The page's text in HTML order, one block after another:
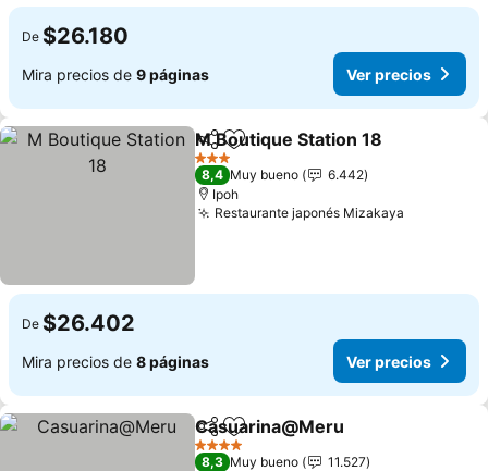
De $26.180
Mira precios de 9 páginas Ver precios
CompartirAgregar a favoritos
M Boutique Station 18
3 Estrellas
8,4 Muy bueno
6.442
Ipoh
Restaurante japonés Mizakaya
De $26.402
Mira precios de 8 páginas Ver precios
CompartirAgregar a favoritos
Casuarina@Meru
4 Estrellas
8,3 Muy bueno
11.527